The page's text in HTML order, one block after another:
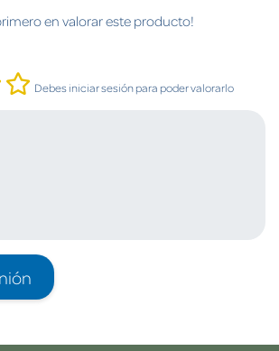
en valorar este producto!
Debes iniciar sesión para poder valorarlo